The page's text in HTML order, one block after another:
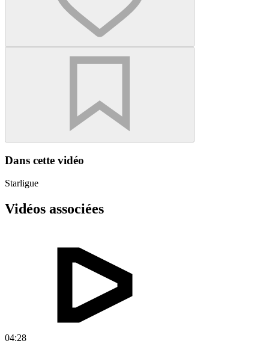
Dans cette vidéo
Starligue
Vidéos associées
04:28